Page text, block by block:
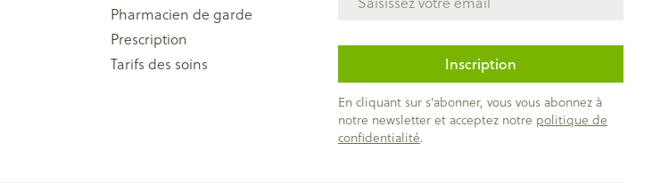
Pharmacien de garde
Prescription
Tarifs des soins
Inscription
En cliquant sur s'abonner, vous vous abonnez à
notre newsletter et acceptez notre politique de
confidentialité.